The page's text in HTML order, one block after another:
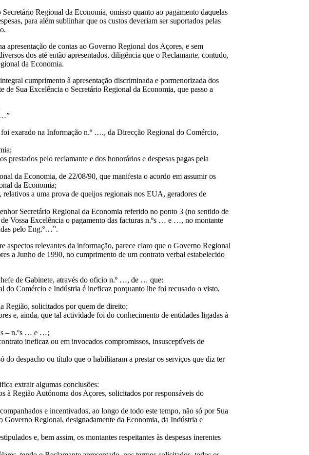
Regional da Economia, omisso quanto ao pagamento daquelas
para além sublinhar que os custos deveriam ser suportados pelas
apresentação de contas ao Governo Regional dos Açores, e sem
dos até então apresentados, diligência que o Reclamante, contudo,
da Economia.
cumprimento à apresentação discriminada e pormenorizada dos
Sua Excelência o Secretário Regional da Economia, que passo a
exarado na Informação n.º …., da Direcção Regional do Comércio,
pelo reclamante e dos honorários e despesas pagas pela
da Economia, de 22/08/90, que manifesta o acordo em assumir os
da Economia;
a uma prova de queijos regionais nos EUA, geradores de
Secretário Regional da Economia referido no ponto 3 (no sentido de
Vossa Excelência o pagamento das facturas n.ºs … e …, no montante
pelo Eng.º…”.
aspectos relevantes da informação, parece claro que o Governo Regional
a Junho de 1990, no cumprimento de um contrato verbal estabelecido
de Gabinete, através do oficio n.º …, de … que:
do Comércio e Indústria é ineficaz porquanto lhe foi recusado o visto,
Região, solicitados por quem de direito;
e, ainda, que tal actividade foi do conhecimento de entidades ligadas à
– n.ºs … e …;
ineficaz ou em invocados compromissos, insusceptíveis de
do despacho ou título que o habilitaram a prestar os serviços que diz ter
extrair algumas conclusões:
à Região Autónoma dos Açores, solicitados por responsáveis do
e incentivados, ao longo de todo este tempo, não só por Sua
Regional, designadamente da Economia, da Indústria e
e, bem assim, os montantes respeitantes às despesas inerentes